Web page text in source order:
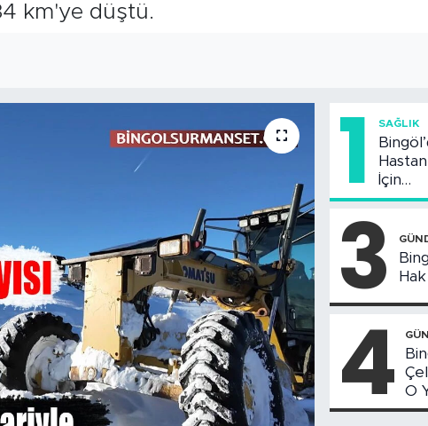
km'ye düştü.
1 SAĞLIK
İçin
Yapıldı
3
4
O